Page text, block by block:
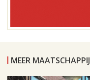
MEER MAATSCHAPPIJ